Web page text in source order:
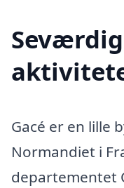
Gacé er en lille
Normandiet i
departementet